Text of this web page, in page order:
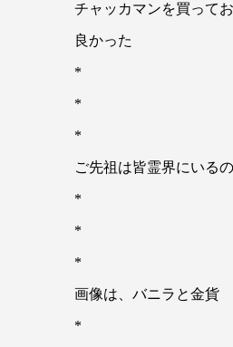
チャッカマンを買って
良かった
*
*
*
ご先祖は皆霊界にいる
*
*
*
画像は、バニラと金貨
*